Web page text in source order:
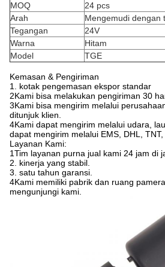
MOQ
24 pcs
Arah
Mengemudi dengan
Tegangan
24V
Warna
Hitam
Model
TGE
Kemasan & Pengiriman
1. kotak pengemasan ekspor standar
2Kami bisa melakukan pengiriman 30
3Kami bisa mengirim melalui
ditunjuk klien.
4Kami dapat mengirim melalui udara,
dapat mengirim melalui EMS, DHL, TNT,
Layanan Kami:
1Tim layanan purna jual kami 24 jam di
2. kinerja yang stabil.
3. satu tahun garansi.
4Kami memiliki pabrik dan ruang
mengunjungi kami.